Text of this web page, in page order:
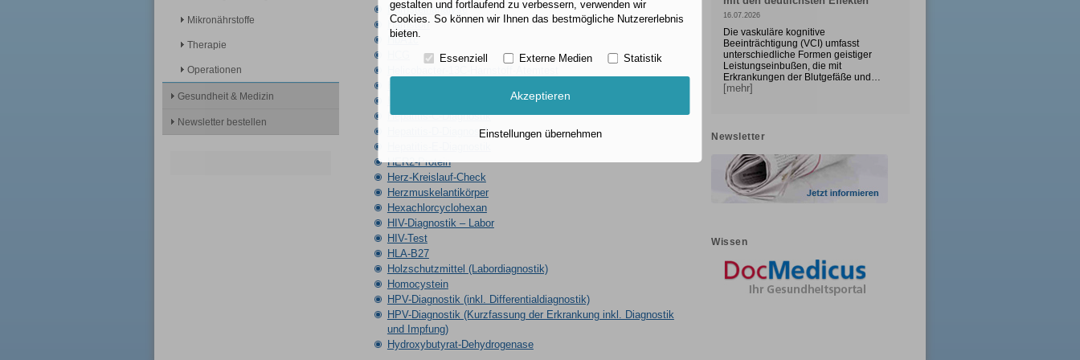
Mikronährstoffe
Therapie
Operationen
Gesundheit & Medizin
Newsletter bestellen
Harnsteinanalyse
Harnstoff
HbA1c
Hepatitis-C-Diagnostik
Hepatitis-D-Diagnostik
HER2-Protein
Herz-Kreislauf-Check
Herzmuskelantikörper
Hexachlorcyclohexan
HIV-Diagnostik – Labor
HIV-Test
HLA-B27
Holzschutzmittel (Labordiagnostik)
Homocystein
HPV-Diagnostik (inkl. Differentialdiagnostik)
HPV-Diagnostik (Kurzfassung der Erkrankung inkl. Diagnostik
und Impfung)
Hydroxybutyrat-Dehydrogenase
16.07.2026
Die vaskuläre kognitive
Beeinträchtigung (VCI) umfasst
unterschiedliche Formen geistiger
Leistungseinbußen, die mit
Erkrankungen der Blutgefäße und…
[mehr]
Newsletter
Wissen
gestalten und fortlaufend zu verbessern, verwenden wir
Cookies. So können wir Ihnen das bestmögliche Nutzererlebnis
bieten.
Essenziell Externe Medien Statistik
Akzeptieren
Einstellungen übernehmen